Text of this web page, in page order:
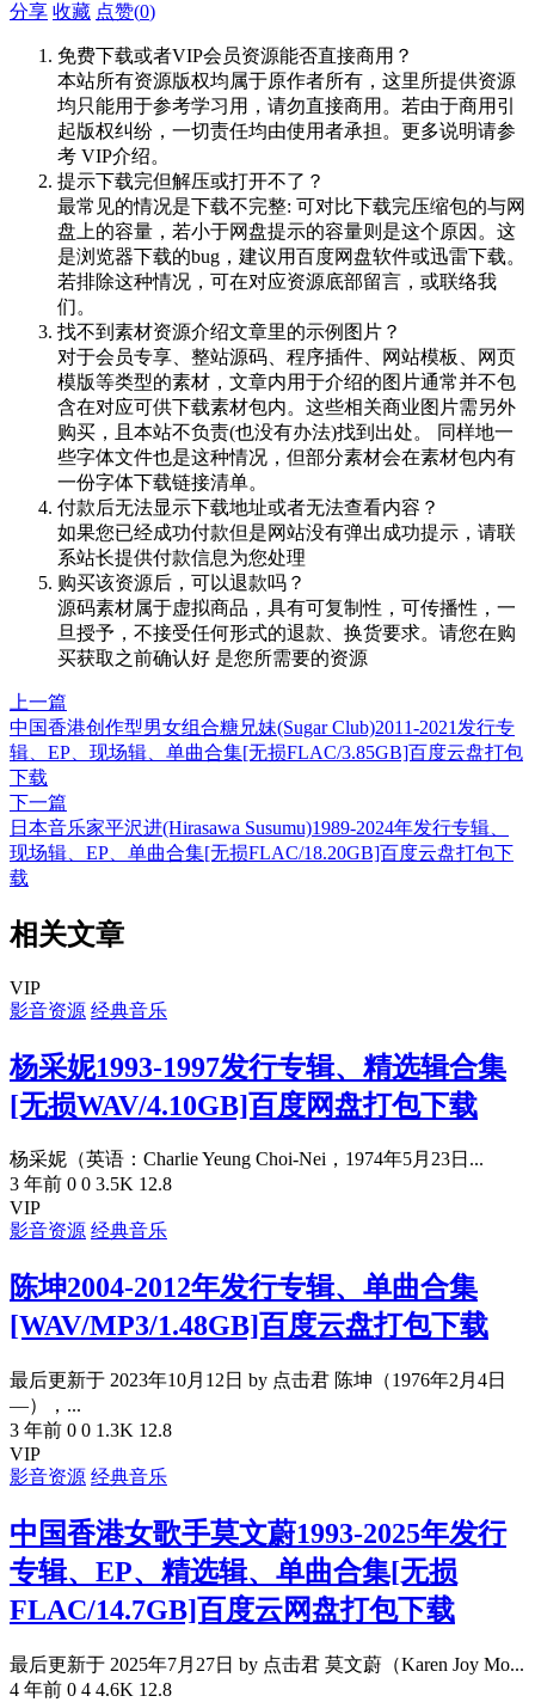
分享 收藏 点赞(0)
免费下载或者VIP会员资源能否直接商用？
本站所有资源版权均属于原作者所有，这里所提供资源
均只能用于参考学习用，请勿直接商用。若由于商用引
起版权纠纷，一切责任均由使用者承担。更多说明请参
考 VIP介绍。
提示下载完但解压或打开不了？
最常见的情况是下载不完整: 可对比下载完压缩包的与网
盘上的容量，若小于网盘提示的容量则是这个原因。这
是浏览器下载的bug，建议用百度网盘软件或迅雷下载。
若排除这种情况，可在对应资源底部留言，或联络我
们。
找不到素材资源介绍文章里的示例图片？
对于会员专享、整站源码、程序插件、网站模板、网页
模版等类型的素材，文章内用于介绍的图片通常并不包
含在对应可供下载素材包内。这些相关商业图片需另外
购买，且本站不负责(也没有办法)找到出处。 同样地一
些字体文件也是这种情况，但部分素材会在素材包内有
一份字体下载链接清单。
付款后无法显示下载地址或者无法查看内容？
如果您已经成功付款但是网站没有弹出成功提示，请联
系站长提供付款信息为您处理
购买该资源后，可以退款吗？
源码素材属于虚拟商品，具有可复制性，可传播性，一
旦授予，不接受任何形式的退款、换货要求。请您在购
买获取之前确认好 是您所需要的资源
上一篇
中国香港创作型男女组合糖兄妹(Sugar Club)2011-2021发行专
辑、EP、现场辑、单曲合集[无损FLAC/3.85GB]百度云盘打包
下载
下一篇
日本音乐家平沢进(Hirasawa Susumu)1989-2024年发行专辑、
现场辑、EP、单曲合集[无损FLAC/18.20GB]百度云盘打包下
载
相关文章
VIP
影音资源 经典音乐
杨采妮1993-1997发行专辑、精选辑合集
[无损WAV/4.10GB]百度网盘打包下载
杨采妮（英语：Charlie Yeung Choi-Nei，1974年5月23日...
3 年前 0 0 3.5K 12.8
VIP
影音资源 经典音乐
陈坤2004-2012年发行专辑、单曲合集
[WAV/MP3/1.48GB]百度云盘打包下载
最后更新于 2023年10月12日 by 点击君 陈坤（1976年2月4日
—），...
3 年前 0 0 1.3K 12.8
VIP
影音资源 经典音乐
中国香港女歌手莫文蔚1993-2025年发行
专辑、EP、精选辑、单曲合集[无损
FLAC/14.7GB]百度云网盘打包下载
最后更新于 2025年7月27日 by 点击君 莫文蔚（Karen Joy Mo...
4 年前 0 4 4.6K 12.8